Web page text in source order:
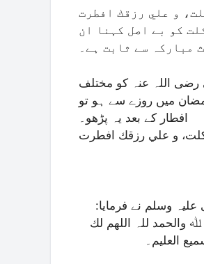
و علي رزقك افطرت
کو بے اصل کہنا ان
مبارکہ سے ثابت ہے۔
اللہ عنہ کو مختلف
میں روزے سے ہو تو
افطار کے بعد یہ پڑھو۔
و علي رزقك افطرت
وسلم نے فرمایا:
والحمد للہ اللھم لك
العلیم۔